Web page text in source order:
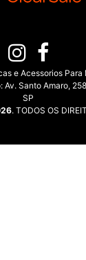
e Acessorios Para
Santo Amaro,
SP
. TODOS OS